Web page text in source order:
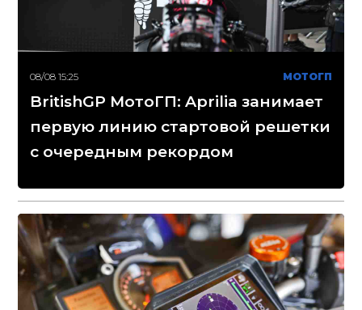
08/08 15:25 МОТОГП
BritishGP МотоГП: Aprilia занимает
первую линию стартовой решетки
с очередным рекордом